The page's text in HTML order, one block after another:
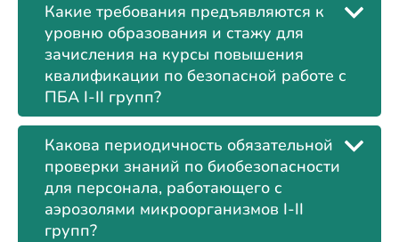
Какие требования предъявляются к
уровню образования и стажу для
зачисления на курсы повышения
квалификации по безопасной работе с
ПБА I-II групп?
Какова периодичность обязательной
проверки знаний по биобезопасности
для персонала, работающего с
аэрозолями микроорганизмов I-II
групп?